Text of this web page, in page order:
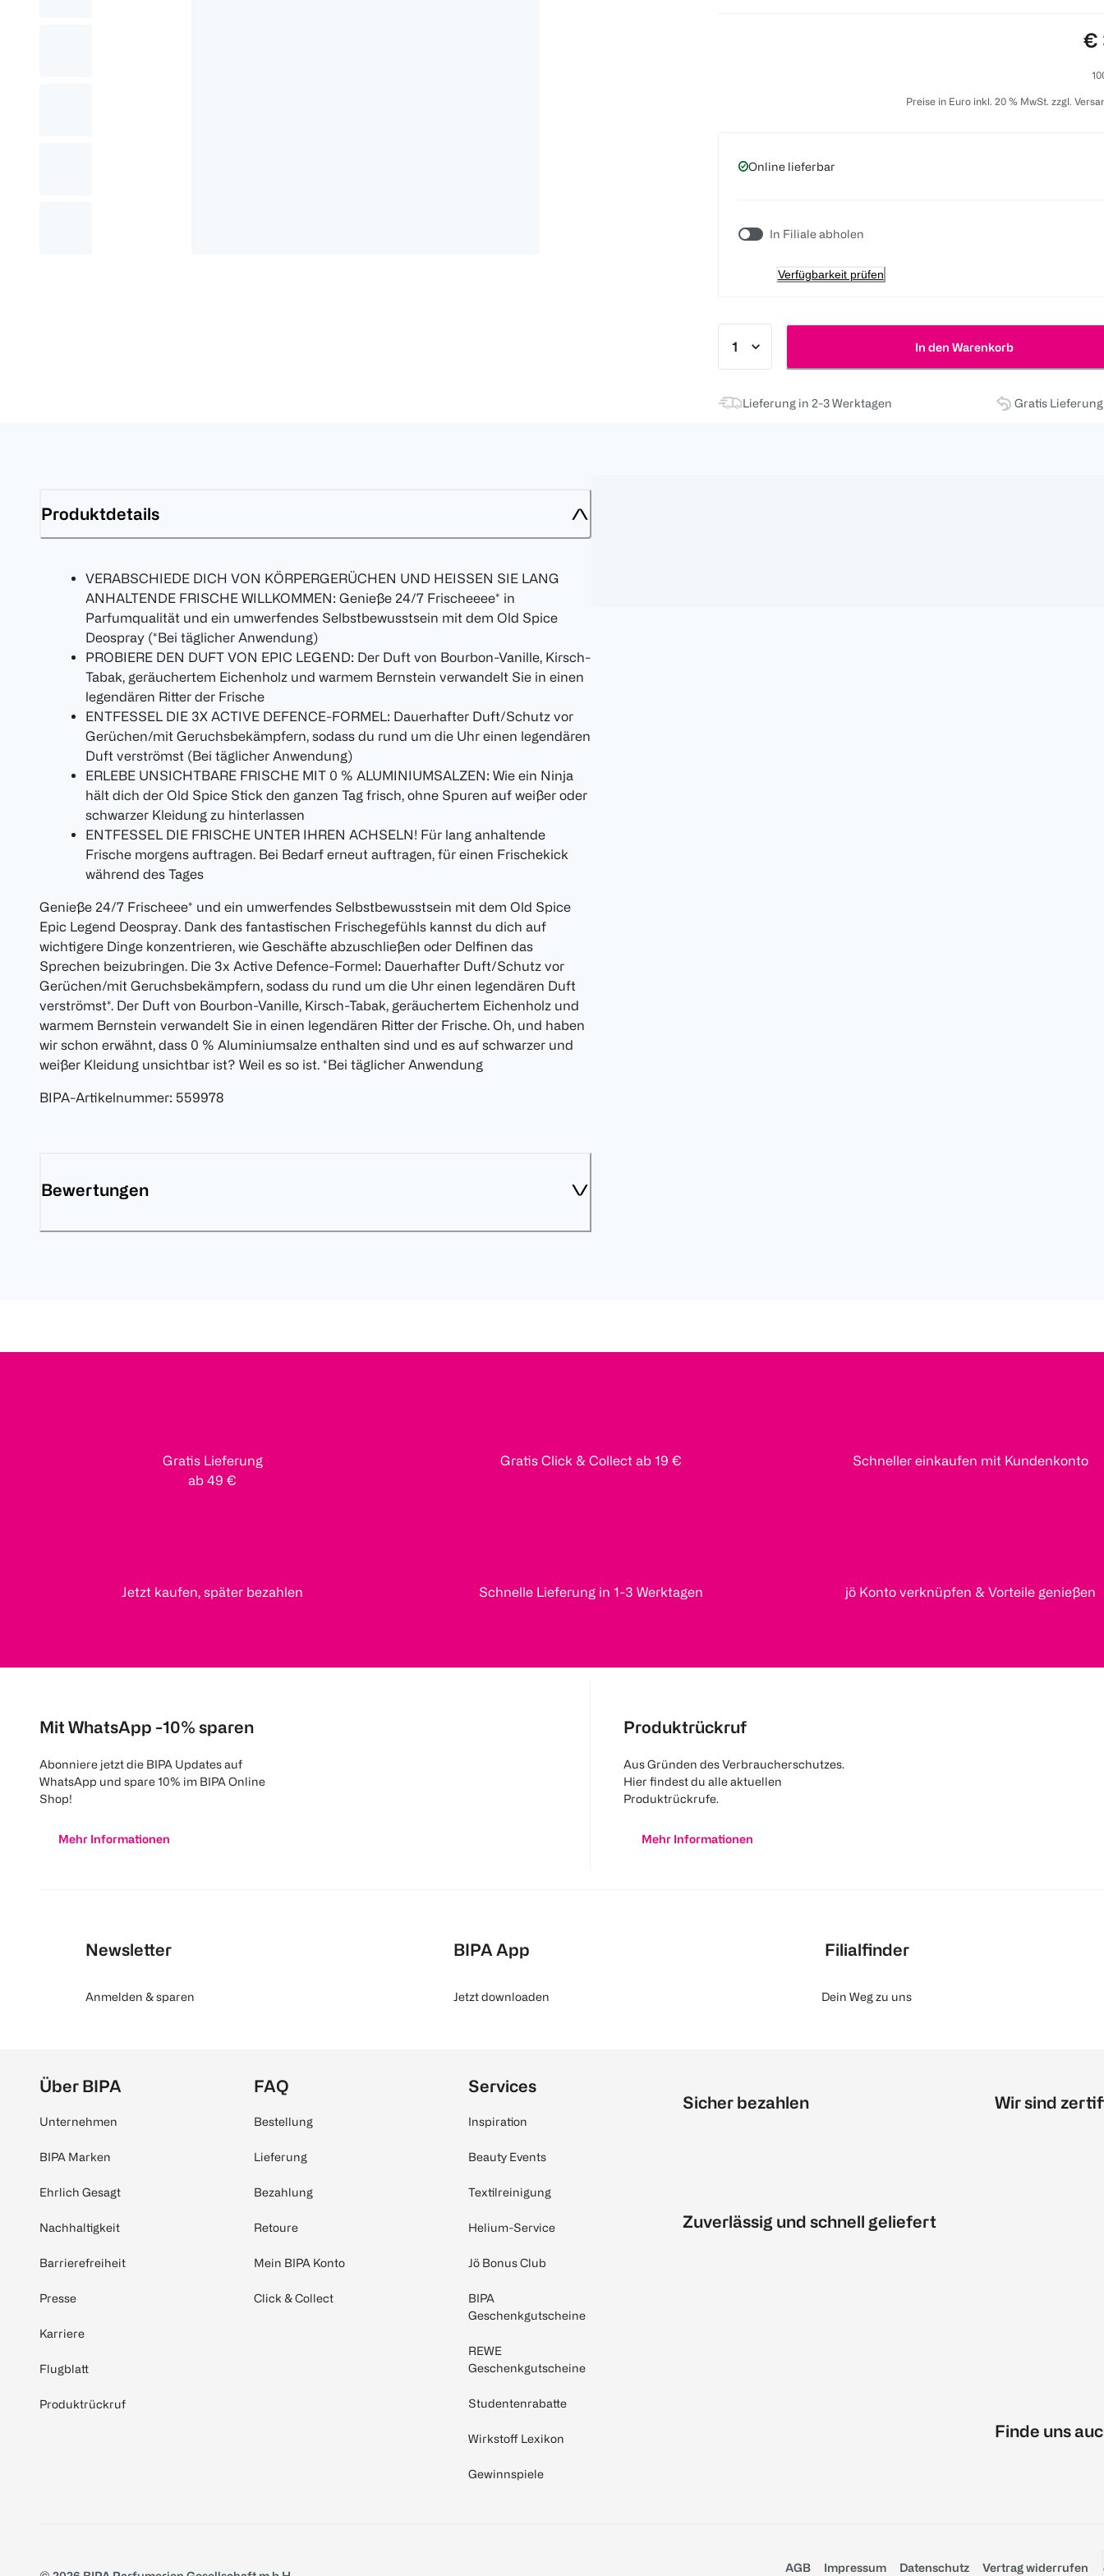
€
Preise in Euro inkl. 20 % MwSt. zzgl.
Online lieferbar
In Filiale abholen
Verfügbarkeit prüfen
In den Warenkorb
Lieferung in 2-3 Werktagen Gratis
Produktdetails
VERABSCHIEDE DICH VON KÖRPERGERÜCHEN UND HEISSEN SIE LANG
ANHALTENDE FRISCHE WILLKOMMEN: Genieße 24/7 Frischeeee* in
Parfumqualität und ein umwerfendes Selbstbewusstsein mit dem Old Spice
Deospray (*Bei täglicher Anwendung)
PROBIERE DEN DUFT VON EPIC LEGEND: Der Duft von Bourbon-Vanille, Kirsch-
Tabak, geräuchertem Eichenholz und warmem Bernstein verwandelt Sie in einen
legendären Ritter der Frische
ENTFESSEL DIE 3X ACTIVE DEFENCE-FORMEL: Dauerhafter Duft/Schutz vor
Gerüchen/mit Geruchsbekämpfern, sodass du rund um die Uhr einen legendären
Duft verströmst (Bei täglicher Anwendung)
ERLEBE UNSICHTBARE FRISCHE MIT 0 % ALUMINIUMSALZEN: Wie ein Ninja
hält dich der Old Spice Stick den ganzen Tag frisch, ohne Spuren auf weißer oder
schwarzer Kleidung zu hinterlassen
ENTFESSEL DIE FRISCHE UNTER IHREN ACHSELN! Für lang anhaltende
Frische morgens auftragen. Bei Bedarf erneut auftragen, für einen Frischekick
während des Tages
Genieße 24/7 Frischeee* und ein umwerfendes Selbstbewusstsein mit dem Old Spice
Epic Legend Deospray. Dank des fantastischen Frischegefühls kannst du dich auf
wichtigere Dinge konzentrieren, wie Geschäfte abzuschließen oder Delfinen das
Sprechen beizubringen. Die 3x Active Defence-Formel: Dauerhafter Duft/Schutz vor
Gerüchen/mit Geruchsbekämpfern, sodass du rund um die Uhr einen legendären Duft
verströmst*. Der Duft von Bourbon-Vanille, Kirsch-Tabak, geräuchertem Eichenholz und
warmem Bernstein verwandelt Sie in einen legendären Ritter der Frische. Oh, und haben
wir schon erwähnt, dass 0 % Aluminiumsalze enthalten sind und es auf schwarzer und
weißer Kleidung unsichtbar ist? Weil es so ist. *Bei täglicher Anwendung
BIPA-Artikelnummer: 559978
Bewertungen
Gratis Lieferung
ab 49 €
Gratis Click & Collect ab 19 € Schneller einkaufen mit Kundenkonto
Jetzt kaufen, später bezahlen Schnelle Lieferung in 1-3 Werktagen jö Konto verknüpfen & Vorteile genießen
Mit WhatsApp -10% sparen
Abonniere jetzt die BIPA Updates auf
WhatsApp und spare 10% im BIPA Online
Shop!
Mehr Informationen
Produktrückruf
Aus Gründen des Verbraucherschutzes.
Hier findest du alle aktuellen
Produktrückrufe.
Mehr Informationen
Newsletter
Anmelden & sparen
BIPA App
Jetzt downloaden
Filialfinder
Dein Weg zu uns
Über BIPA
Unternehmen
BIPA Marken
Ehrlich Gesagt
Nachhaltigkeit
Barrierefreiheit
Presse
Karriere
Flugblatt
Produktrückruf
FAQ
Bestellung
Lieferung
Bezahlung
Retoure
Mein BIPA Konto
Click & Collect
Services
Inspiration
Beauty Events
Textilreinigung
Helium-Service
Jö Bonus Club
BIPA
Geschenkgutscheine
REWE
Geschenkgutscheine
Studentenrabatte
Wirkstoff Lexikon
Gewinnspiele
Sicher bezahlen
Zuverlässig und schnell geliefert
Wir sind
Finde uns
AGB Impressum Datenschutz Vertrag widerrufen